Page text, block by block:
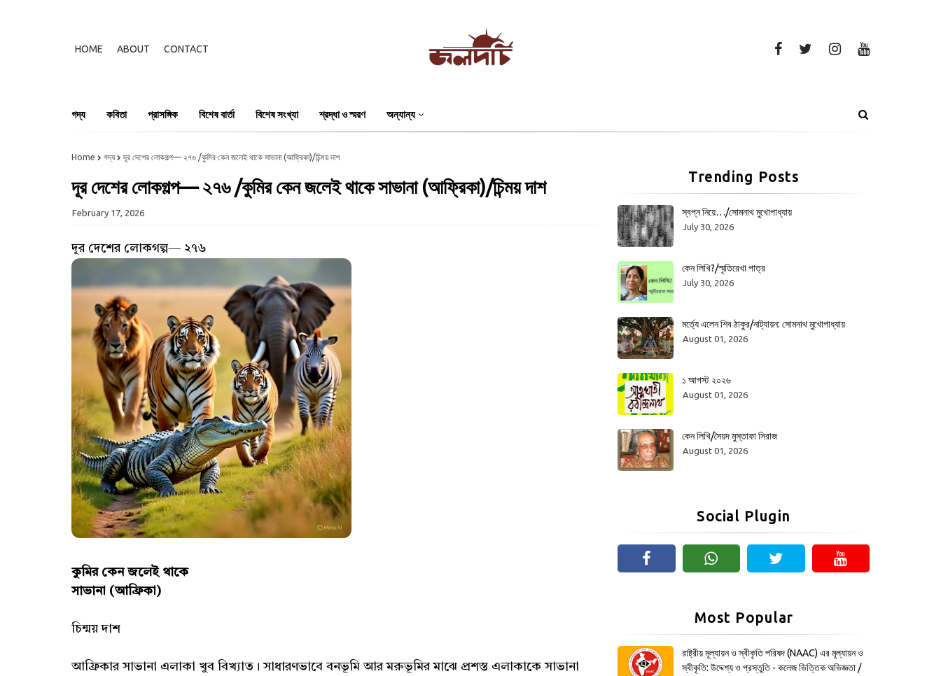
HOME ABOUT CONTACT
গদ্য কবিতা প্রাসঙ্গিক বিশেষ বার্তা বিশেষ সংখ্যা শ্রদ্ধা ও স্মরণ অন্যান্য
Home গদ্য দূর দেশের লোকগল্প— ২৭৬ /কুমির কেন জলেই থাকে সাভানা (আফ্রিকা)/চিন্ময় দাশ
দূর দেশের লোকগল্প— ২৭৬ /কুমির কেন জলেই থাকে সাভানা (আফ্রিকা)/চিন্ময় দাশ
February 17, 2026
দূর দেশের লোকগল্প— ২৭৬
কুমির কেন জলেই থাকে
সাভানা (আফ্রিকা)
চিন্ময় দাশ
আফ্রিকার সাভানা এলাকা খুব বিখ্যাত। সাধারণভাবে বনভূমি আর মরুভূমির মাঝে প্রশস্ত এলাকাকে সাভানা
Trending Posts
স্বপ্ন নিয়ে…/সোমনাথ মুখোপাধ্যায়
July 30, 2026
কেন লিখি?/স্মৃতিরেখা পাত্র
July 30, 2026
মর্ত্যে এলেন শিব ঠাকুর/নাট্যায়ন: সোমনাথ মুখোপাধ্যায়
August 01, 2026
১ আগস্ট ২০২৬
August 01, 2026
কেন লিখি/সৈয়দ মুস্তাফা সিরাজ
August 01, 2026
Social Plugin
Most Popular
রাষ্ট্রীয় মূল্যায়ন ও স্বীকৃতি পরিষদ (NAAC) এর মূল্যায়ন ও
স্বীকৃতি: উদ্দেশ্য ও প্রস্তুতি - কলেজ ভিত্তিক অভিজ্ঞতা /